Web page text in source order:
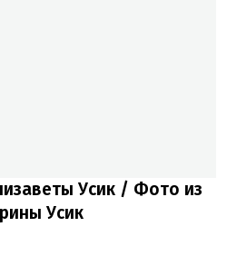
Усик / Фото из
Усик